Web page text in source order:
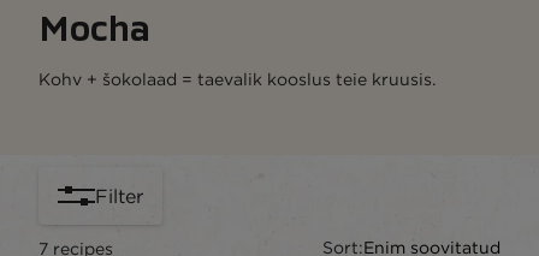
Mocha
Kohv + šokolaad = taevalik kooslus teie kruusis.
Filter
7 recipes Sort:Enim soovitatud